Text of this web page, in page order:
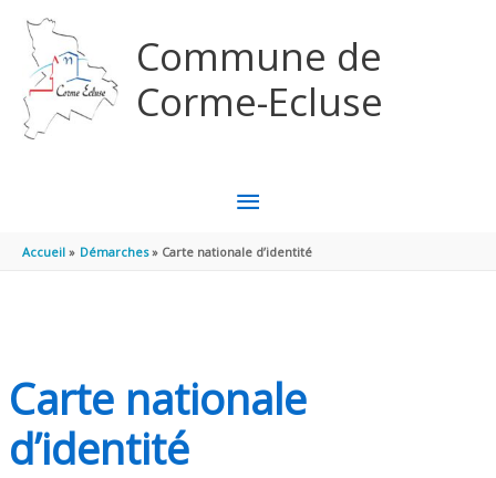
Commune de
Corme-Ecluse
MENU
PRINCIPAL
Accueil Démarches Carte nationale d’identité
Carte nationale
d’identité